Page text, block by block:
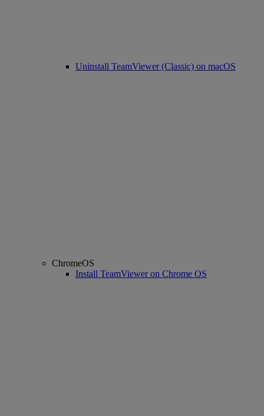
Uninstall TeamViewer (Classic) on macOS
ChromeOS
Install TeamViewer on Chrome OS